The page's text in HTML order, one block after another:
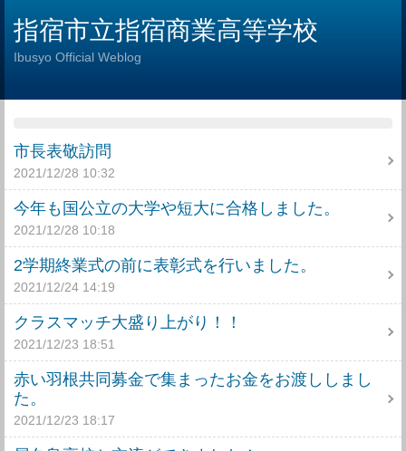
指宿市立指宿商業高等学校
Ibusyo Official Weblog
市長表敬訪問
2021/12/28 10:32
今年も国公立の大学や短大に合格しました。
2021/12/28 10:18
2学期終業式の前に表彰式を行いました。
2021/12/24 14:19
クラスマッチ大盛り上がり！！
2021/12/23 18:51
赤い羽根共同募金で集まったお金をお渡ししまし
た。
2021/12/23 18:17